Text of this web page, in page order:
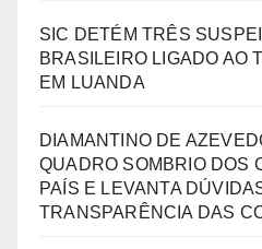
SIC DETÉM TRÊS
BRASILEIRO LIGADO AO
EM LUANDA
DIAMANTINO DE
QUADRO SOMBRIO DOS
PAÍS E LEVANTA
TRANSPARÊNCIA DAS